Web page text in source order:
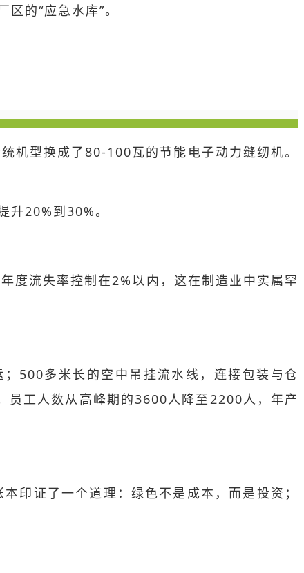
的“应急水库”。
机型换成了80-100瓦的节能电子动力缝纫机。
升20%到30%。
度流失率控制在2%以内，这在制造业中实属罕
500多米长的空中吊挂流水线，连接包装与仓
工人数从高峰期的3600人降至2200人，年产
印证了一个道理：绿色不是成本，而是投资；